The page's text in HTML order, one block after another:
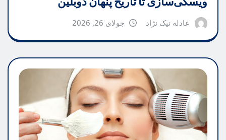
عادله نیک نژاد جولای 26, 2026